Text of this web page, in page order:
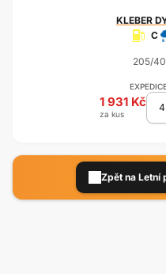
KLEBER
C
205/40
1 931 Kč
za kus
Zpět na Letní